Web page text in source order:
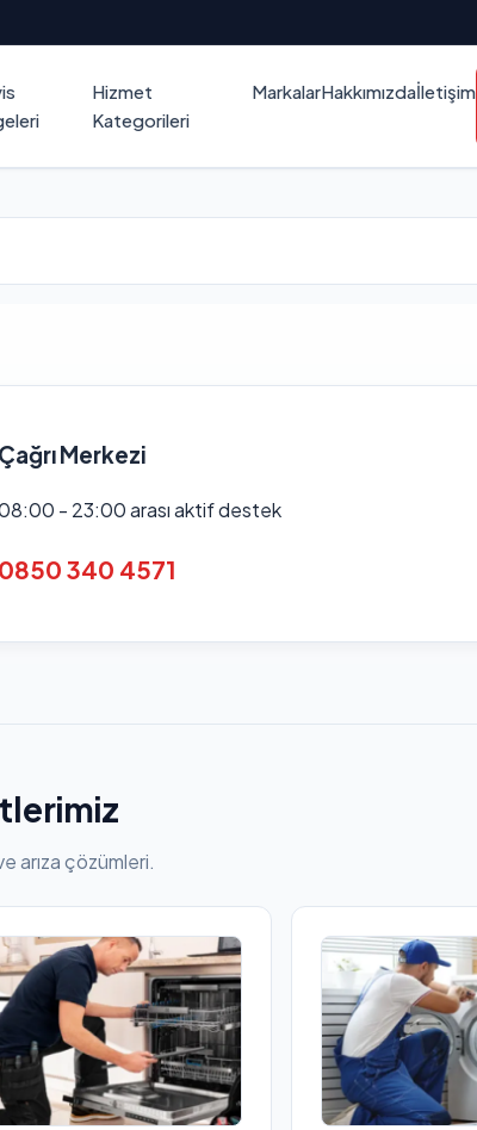
Hizmet
Kategorileri
MarkalarHakkımızdaİletişim
Çağrı Merkezi
- 23:00 arası aktif destek
0850 340 4571
arıza çözümleri.